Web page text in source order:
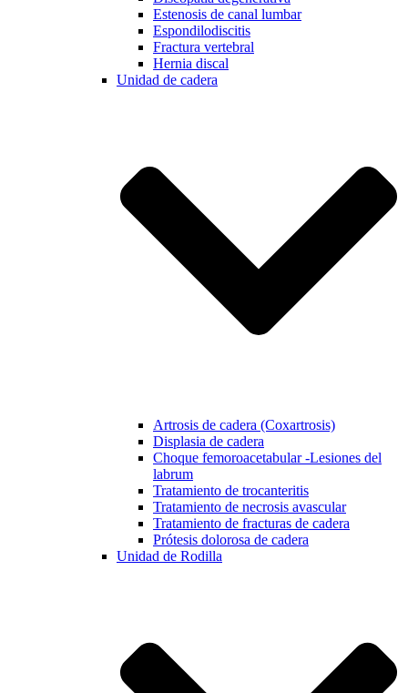
Estenosis de canal lumbar
Espondilodiscitis
Fractura vertebral
Hernia discal
Unidad de cadera
Artrosis de cadera (Coxartrosis)
Displasia de cadera
Choque femoroacetabular -Lesiones del
labrum
Tratamiento de trocanteritis
Tratamiento de necrosis avascular
Tratamiento de fracturas de cadera
Prótesis dolorosa de cadera
Unidad de Rodilla